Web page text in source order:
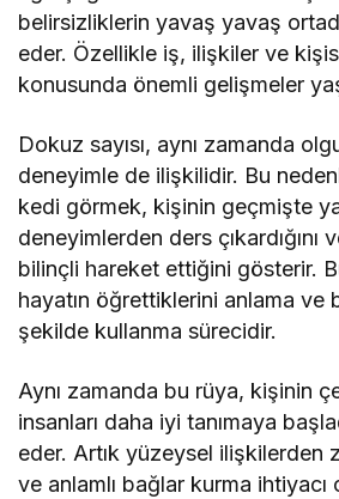
belirsizliklerin yavaş yavaş
eder. Özellikle iş, ilişkiler ve
konusunda önemli gelişmeler
Dokuz sayısı, aynı zamanda
deneyimle de ilişkilidir. Bu
kedi görmek, kişinin geçmişte
deneyimlerden ders çıkardığını
bilinçli hareket ettiğini gösterir.
hayatın öğrettiklerini anlama ve
şekilde kullanma sürecidir.
Aynı zamanda bu rüya, kişinin
insanları daha iyi tanımaya
eder. Artık yüzeysel ilişkilerden
ve anlamlı bağlar kurma ihtiyacı